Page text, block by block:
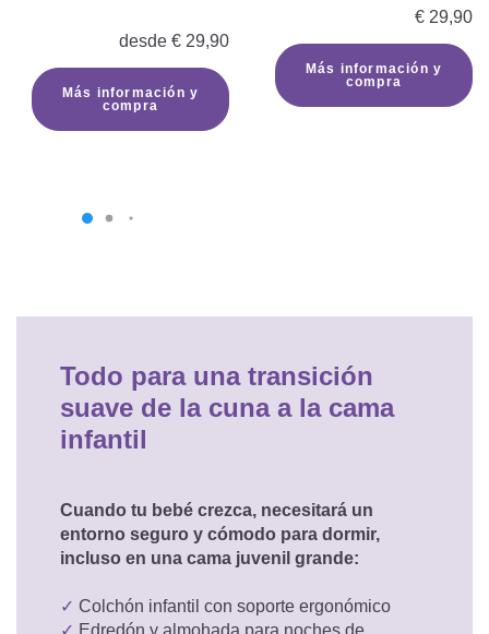
desde € 29,90
Más información y
compra
€ 29,90
Más información y
compra
Todo para una transición
suave de la cuna a la cama
infantil
Cuando tu bebé crezca, necesitará un
entorno seguro y cómodo para dormir,
incluso en una cama juvenil grande:
✓ Colchón infantil con soporte ergonómico
✓ Edredón y almohada para noches de